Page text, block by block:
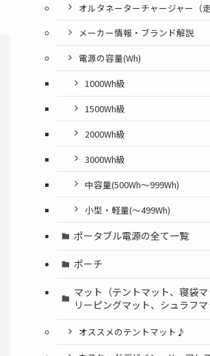
オルタネーターチャージャー（
メーカー情報・ブランド解説
電源の容量(Wh)
1000Wh級
1500Wh級
2000Wh級
3000Wh級
中容量(500Wh～999Wh)
小型・軽量(〜499Wh)
ポータブル電源の全て一覧
ポーチ
マット（テントマット、寝袋
リーピングマット、シュラフマ
オススメのテントマット♪